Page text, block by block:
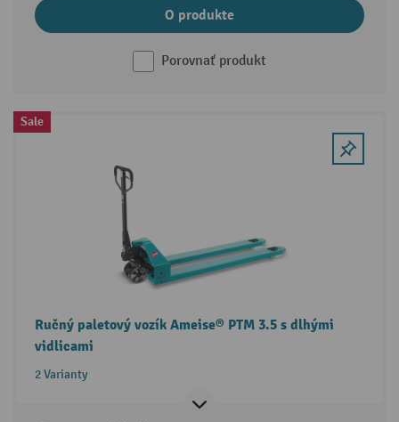
O produkte
Porovnať produkt
Sale
Ručný paletový vozík Ameise® PTM 3.5 s dlhými
vidlicami
2 Varianty